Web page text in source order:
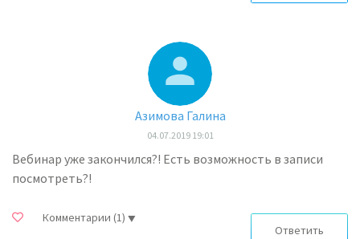
Азимова Галина
04.07.2019 19:01
Вебинар уже закончился?! Есть возможность в записи
посмотреть?!
Комментарии (1)
Ответить